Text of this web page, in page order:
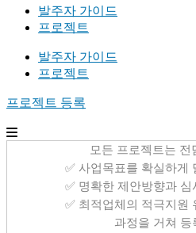
발주자 가이드
프로젝트
발주자 가이드
프로젝트
프로젝트 등록
모든 프로젝트는 전
✅ 사업목표를 확실하게
✅ 명확한 제안방향과
✅ 최적업체의 적극지원
과정을 거쳐 등